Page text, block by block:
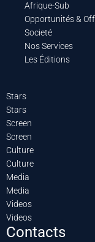
Afrique-Sub
Opportunités &
Societé
Nos Services
Les Éditions
Stars
Stars
Screen
Screen
Culture
Culture
Media
Media
Videos
Videos
Contacts